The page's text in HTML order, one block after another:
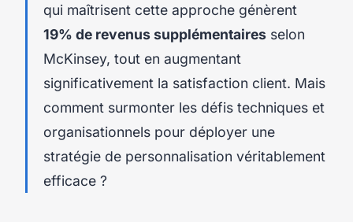
qui maîtrisent cette approche génèrent
19% de revenus supplémentaires selon
McKinsey, tout en augmentant
significativement la satisfaction client. Mais
comment surmonter les défis techniques et
organisationnels pour déployer une
stratégie de personnalisation véritablement
efficace ?